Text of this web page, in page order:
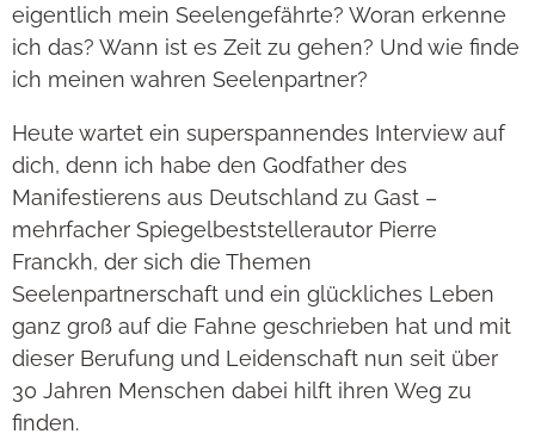
eigentlich mein Seelengefährte? Woran erkenne
ich das? Wann ist es Zeit zu gehen? Und wie finde
ich meinen wahren Seelenpartner?
Heute wartet ein superspannendes Interview auf
dich, denn ich habe den Godfather des
Manifestierens aus Deutschland zu Gast –
mehrfacher Spiegelbeststellerautor Pierre
Franckh, der sich die Themen
Seelenpartnerschaft und ein glückliches Leben
ganz groß auf die Fahne geschrieben hat und mit
dieser Berufung und Leidenschaft nun seit über
30 Jahren Menschen dabei hilft ihren Weg zu
finden.